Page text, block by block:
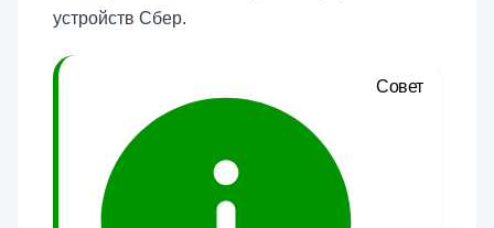
устройств Сбер.
Совет